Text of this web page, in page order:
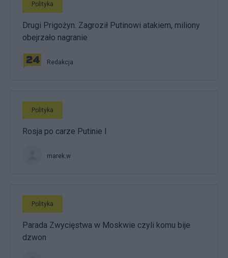
Polityka
Drugi Prigożyn. Zagroził Putinowi atakiem, miliony
obejrzało nagranie
Redakcja
Polityka
Rosja po carze Putinie I
marek.w
Polityka
Parada Zwycięstwa w Moskwie czyli komu bije
dzwon